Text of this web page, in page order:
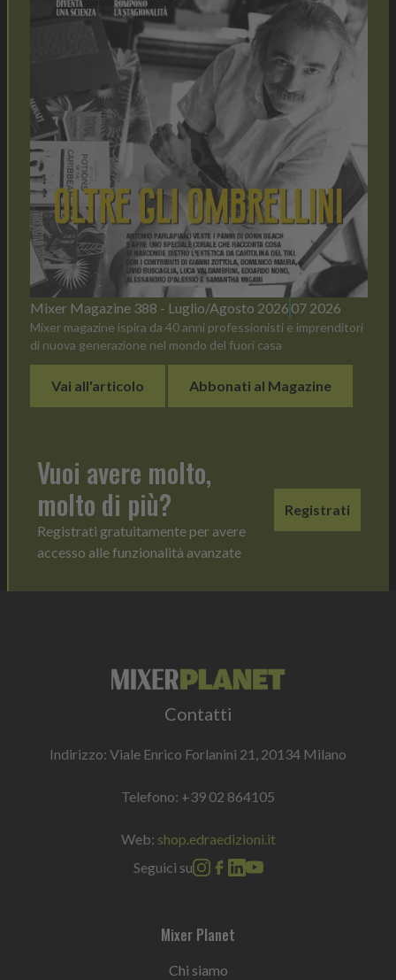
Mixer Magazine 388 - Luglio/Agosto 2026 07 2026
Mixer magazine ispira da 40 anni professionisti e imprenditori
di nuova generazione nel mondo del fuori casa
Vai all'articolo Abbonati al Magazine
Vuoi avere molto,
molto di più?
Registrati gratuitamente per avere
accesso alle funzionalità avanzate
Registrati
Contatti
Indirizzo: Viale Enrico Forlanini 21, 20134 Milano
Telefono: +39 02 864105
Web: shop.edraedizioni.it
Seguici su
Mixer Planet
Chi siamo